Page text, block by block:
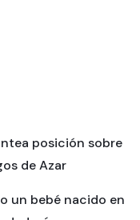
posición sobre
de Azar
un bebé nacido en